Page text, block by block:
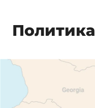
Политика